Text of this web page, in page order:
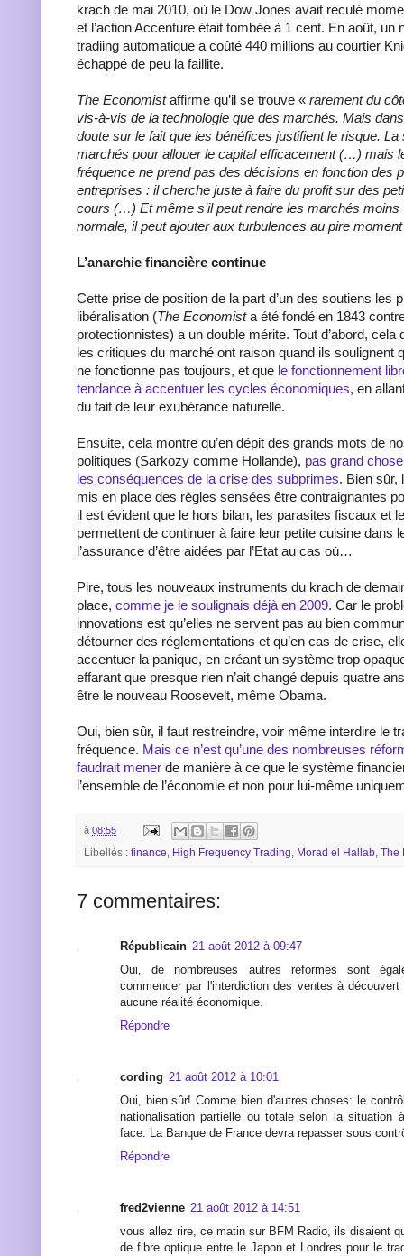
krach de mai 2010, où le Dow Jones avait reculé
et l’action Accenture était tombée à 1 cent. En août, un
tradiing automatique a coûté 440 millions au courtier
échappé de peu la faillite.
The Economistaffirme qu’il se trouve « rarement du
vis-à-vis de la technologie que des marchés. Mais
doute sur le fait que les bénéfices justifient le risque.
marchés pour allouer le capital efficacement (…) mais
fréquence ne prend pas des décisions en fonction des
entreprises : il cherche juste à faire du profit sur des
cours (…) Et même s’il peut rendre les marchés moins
normale, il peut ajouter aux turbulences au pire
L’anarchie financière continue
Cette prise de position de la part d’un des soutiens les
libéralisation (The Economista été fondé en 1843
protectionnistes) a un double mérite. Tout d’abord, cela
les critiques du marché ont raison quand ils soulignent
ne fonctionne pas toujours, et que le fonctionnement
tendance à accentuer les cycles économiques, en
du fait de leur exubérance naturelle.
Ensuite, cela montre qu’en dépit des grands mots de
politiques (Sarkozy comme Hollande), pas grand
les conséquences de la crise des subprimes. Bien sûr,
mis en place des règles sensées être contraignantes
il est évident que le hors bilan, les parasites fiscaux et
permettent de continuer à faire leur petite cuisine dans
l’assurance d’être aidées par l’Etat au cas où…
Pire, tous les nouveaux instruments du krach de
place, comme je le soulignais déjà en 2009. Car le
innovations est qu’elles ne servent pas au bien
détourner des réglementations et qu’en cas de crise,
accentuer la panique, en créant un système trop
effarant que presque rien n’ait changé depuis quatre
être le nouveau Roosevelt, même Obama.
Oui, bien sûr, il faut restreindre, voir même interdire le
fréquence. Mais ce n’est qu’une des nombreuses
faudrait mener de manière à ce que le système
l’ensemble de l’économie et non pour lui-même
à 08:55
Libellés : finance, High Frequency Trading, Morad el Hallab, The
7 commentaires:
Républicain 21 août 2012 à 09:47
Oui, de nombreuses autres réformes sont
commencer par l'interdiction des ventes à
aucune réalité économique.
Répondre
cording 21 août 2012 à 10:01
Oui, bien sûr! Comme bien d'autres choses: le
nationalisation partielle ou totale selon la situation
face. La Banque de France devra repasser sous
Répondre
fred2vienne 21 août 2012 à 14:51
vous allez rire, ce matin sur BFM Radio, ils disaient
de fibre optique entre le Japon et Londres pour le